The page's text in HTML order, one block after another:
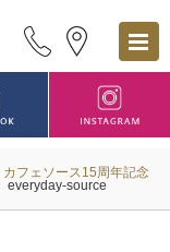
カフェソース15周年記念
everyday-source